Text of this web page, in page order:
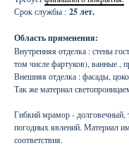
Срок службы : 25 лет.
Область применения:
Внутренняя отделка : стены
том числе фартуков), ванные ,
Внешняя отделка : фасады,
Так же материал
Гибкий мрамор - долговечный,
погодных явлений. Материал
соответствия.